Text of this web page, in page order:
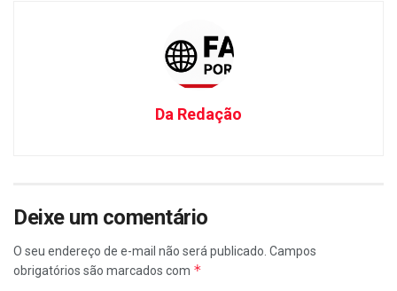
Da Redação
Deixe um comentário
O seu endereço de e-mail não será publicado. Campos
obrigatórios são marcados com *